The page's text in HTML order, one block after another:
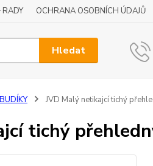
RADY OCHRANA OSOBNÍCH ÚDAJŮ
Hledat
JVD Malý netikajcí tichý
tichý